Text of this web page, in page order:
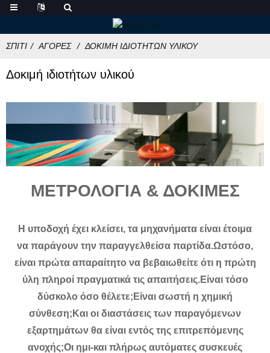
ΣΠΊΤΙ ΑΓΟΡΈΣ ΔΟΚΙΜΉ ΙΔΙΟΤΉΤΩΝ ΥΛΙΚΟΎ
Δοκιμή ιδιοτήτων υλικού
ΜΕΤΡΟΛΟΓΙΑ & ΔΟΚΙΜΕΣ
Η υποδοχή έχει κλείσει, τα μηχανήματα είναι έτοιμα
να παράγουν την παραγγελθείσα παρτίδα.Ωστόσο,
είναι πρώτα απαραίτητο να βεβαιωθείτε ότι η πρώτη
ύλη πληροί πραγματικά τις απαιτήσεις.Είναι τόσο
δύσκολο όσο θέλετε;Είναι σωστή η χημική
σύνθεση;Και οι διαστάσεις των παραγόμενων
εξαρτημάτων θα είναι εντός της επιτρεπόμενης
ανοχής;Οι ημι-και πλήρως αυτόματες συσκευές